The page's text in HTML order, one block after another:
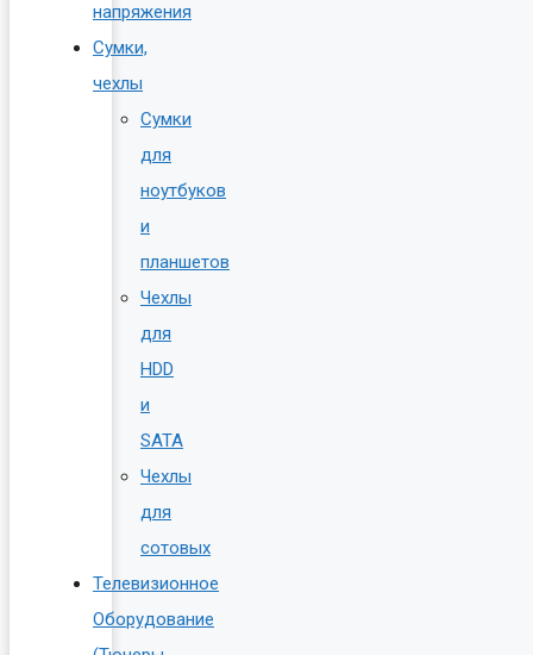
напряжения
Сумки,
чехлы
Сумки
для
ноутбуков
и
планшетов
Чехлы
для
HDD
и
SATA
Чехлы
для
сотовых
Телевизионное
Оборудование